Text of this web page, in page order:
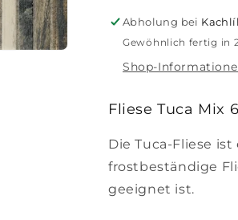
Abholung bei
Gewöhnlich fertig in
Shop-
Fliese Tuca Mix
Die Tuca-Fliese
frostbeständige
geeignet ist.